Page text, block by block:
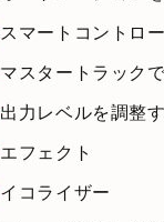
スマートコントロ
マスタートラック
出力レベルを調整
エフェクト
イコライザー